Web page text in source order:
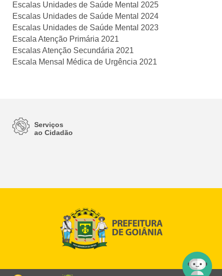
Escalas Unidades de Saúde Mental 2025
Escalas Unidades de Saúde Mental 2024
Escalas Unidades de Saúde Mental 2023
Escala Atenção Primária 2021
Escalas Atenção Secundária 2021
Escala Mensal Médica de Urgência 2021
Serviços
ao Cidadão